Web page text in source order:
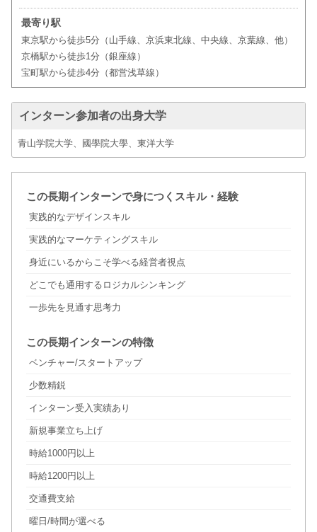
最寄り駅
東京駅から徒歩5分（山手線、京浜東北線、中央線、京葉線、他）
京橋駅から徒歩1分（銀座線）
宝町駅から徒歩4分（都営浅草線）
インターン参加者の出身大学
青山学院大学、國學院大學、東洋大学
この長期インターンで身につくスキル・経験
実践的なデザインスキル
実践的なマーケティングスキル
身近にいるからこそ学べる経営者視点
どこでも通用するロジカルシンキング
一歩先を見通す思考力
この長期インターンの特徴
ベンチャー/スタートアップ
少数精鋭
インターン受入実績あり
新規事業立ち上げ
時給1000円以上
時給1200円以上
交通費支給
曜日/時間が選べる